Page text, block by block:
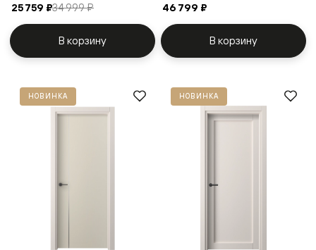
25 759 ₽34 999 ₽
В корзину
46 799 ₽
В корзину
НОВИНКА НОВИНКА